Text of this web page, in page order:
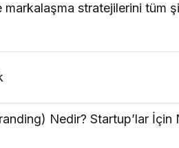
markalaşma stratejilerini tüm
Nedir? Startup’lar İçin